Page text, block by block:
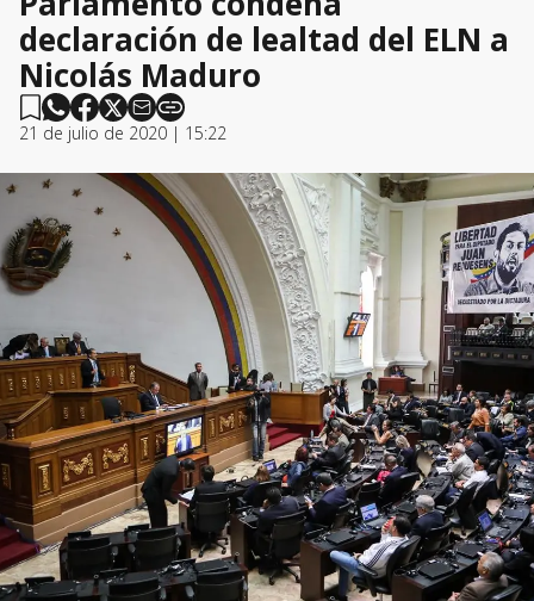
declaración de lealtad del ELN a
Nicolás Maduro
21 de julio de 2020 | 15:22